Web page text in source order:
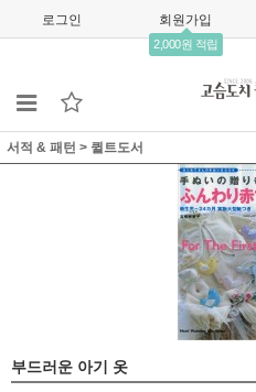
로그인 회원가입
2,000원 적립
서적 & 패턴 > 퀼트도서
부드러운 아기 옷